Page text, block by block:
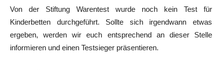
Von der Stiftung Warentest wurde noch kein Test für
Kinderbetten durchgeführt. Sollte sich irgendwann etwas
ergeben, werden wir euch entsprechend an dieser Stelle
informieren und einen Testsieger präsentieren.